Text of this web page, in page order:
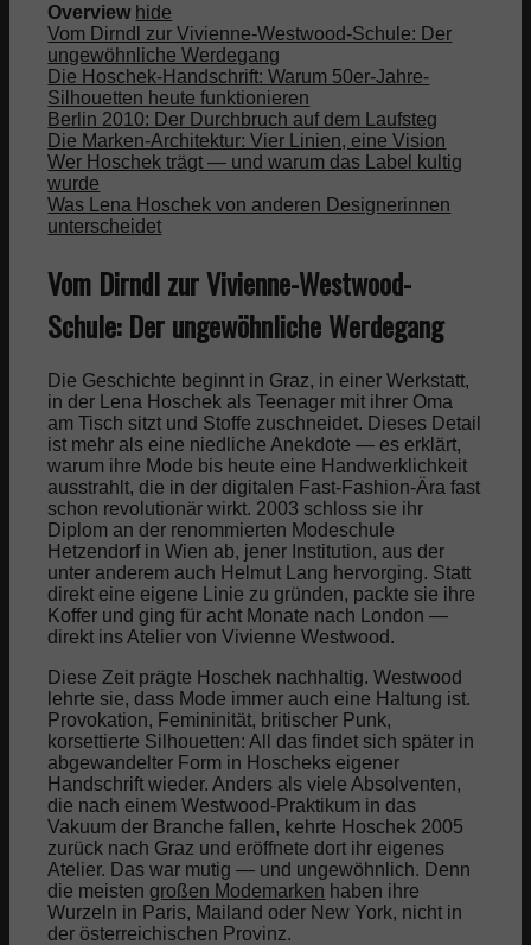
Overview hide
Vom Dirndl zur Vivienne-Westwood-Schule: Der
ungewöhnliche Werdegang
Die Hoschek-Handschrift: Warum 50er-Jahre-
Silhouetten heute funktionieren
Berlin 2010: Der Durchbruch auf dem Laufsteg
Die Marken-Architektur: Vier Linien, eine Vision
Wer Hoschek trägt — und warum das Label kultig
wurde
Was Lena Hoschek von anderen Designerinnen
unterscheidet
Vom Dirndl zur Vivienne-Westwood-
Schule: Der ungewöhnliche Werdegang
Die Geschichte beginnt in Graz, in einer Werkstatt,
in der Lena Hoschek als Teenager mit ihrer Oma
am Tisch sitzt und Stoffe zuschneidet. Dieses Detail
ist mehr als eine niedliche Anekdote — es erklärt,
warum ihre Mode bis heute eine Handwerklichkeit
ausstrahlt, die in der digitalen Fast-Fashion-Ära fast
schon revolutionär wirkt. 2003 schloss sie ihr
Diplom an der renommierten Modeschule
Hetzendorf in Wien ab, jener Institution, aus der
unter anderem auch Helmut Lang hervorging. Statt
direkt eine eigene Linie zu gründen, packte sie ihre
Koffer und ging für acht Monate nach London —
direkt ins Atelier von Vivienne Westwood.
Diese Zeit prägte Hoschek nachhaltig. Westwood
lehrte sie, dass Mode immer auch eine Haltung ist.
Provokation, Femininität, britischer Punk,
korsettierte Silhouetten: All das findet sich später in
abgewandelter Form in Hoscheks eigener
Handschrift wieder. Anders als viele Absolventen,
die nach einem Westwood-Praktikum in das
Vakuum der Branche fallen, kehrte Hoschek 2005
zurück nach Graz und eröffnete dort ihr eigenes
Atelier. Das war mutig — und ungewöhnlich. Denn
die meistengroßen Modemarken haben ihre
Wurzeln in Paris, Mailand oder New York, nicht in
der österreichischen Provinz.